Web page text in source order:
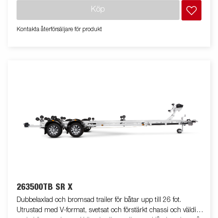
livstiden. Helskyddad vinsch och vinschtorn som är enkelt att
justera, vinschtornet är även utrustat med en extra
säkerhetsvajer för användning vid transport. Smidig och vikbar
Köp
Kontakta återförsäljare för produkt
263500TB SR X
Dubbelaxlad och bromsad trailer för båtar upp till 26 fot.
Utrustad med V-format, svetsat och förstärkt chassi och väldigt